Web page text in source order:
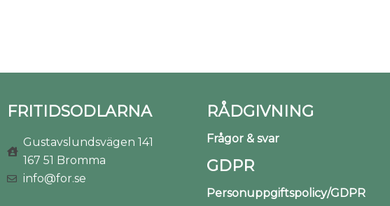
FRITIDSODLARNA
Gustavslundsvägen 141
167 51 Bromma
info@for.se
RÅDGIVNING
Frågor & svar
GDPR
Personuppgiftspolicy/GDPR